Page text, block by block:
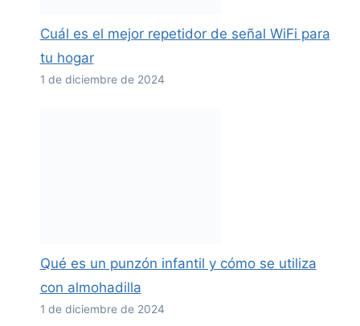
Cuál es el mejor repetidor de señal WiFi para
tu hogar
1 de diciembre de 2024
Qué es un punzón infantil y cómo se utiliza
con almohadilla
1 de diciembre de 2024